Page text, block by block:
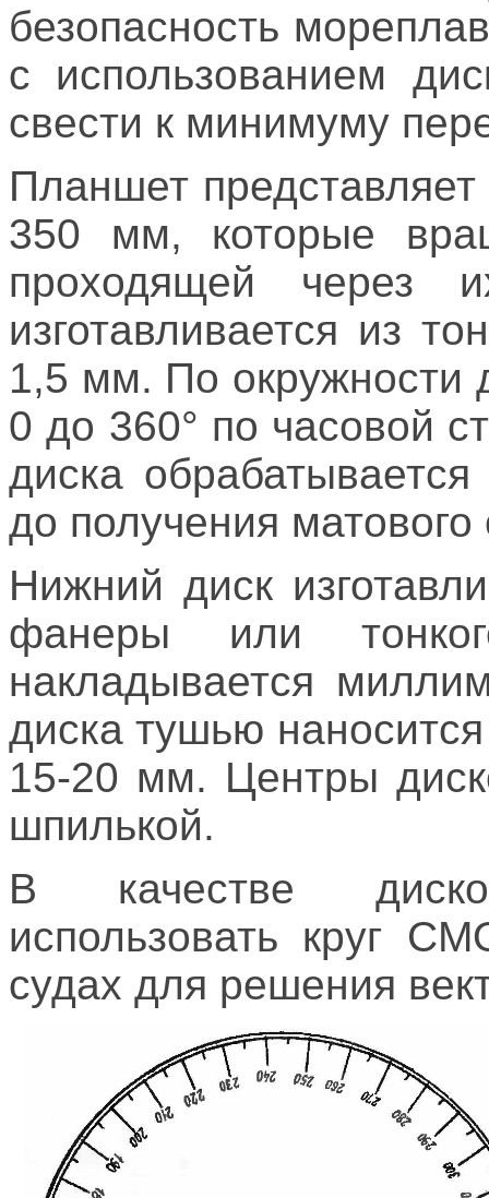
безопасность
с использованием
свести к минимуму
Планшет
350 мм, которые
проходящей через
изготавливается из
1,5 мм. По окружности
0 до 360° по часовой
диска
до получения матового
Нижний диск
фанеры или
накладывается
диска тушью
15-20 мм. Центры
шпилькой.
В качестве
использовать круг
судах для решения